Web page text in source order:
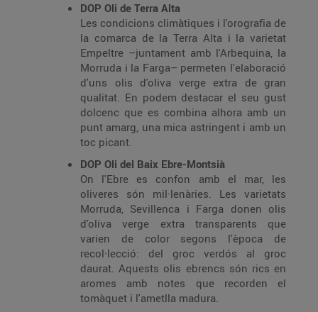
DOP Oli de Terra Alta
Les condicions climàtiques i l'orografia de
la comarca de la Terra Alta i la varietat
Empeltre –juntament amb l'Arbequina, la
Morruda i la Farga– permeten l'elaboració
d'uns olis d'oliva verge extra de gran
qualitat. En podem destacar el seu gust
dolcenc que es combina alhora amb un
punt amarg, una mica astringent i amb un
toc picant.
DOP Oli del Baix Ebre-Montsià
On l'Ebre es confon amb el mar, les
oliveres són mil·lenàries. Les varietats
Morruda, Sevillenca i Farga donen olis
d'oliva verge extra transparents que
varien de color segons l'època de
recol·lecció: del groc verdós al groc
daurat. Aquests olis ebrencs són rics en
aromes amb notes que recorden el
tomàquet i l'ametlla madura.